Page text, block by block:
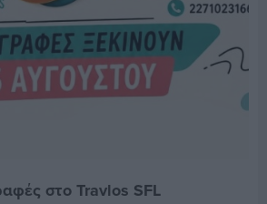
στο Travlos SFL